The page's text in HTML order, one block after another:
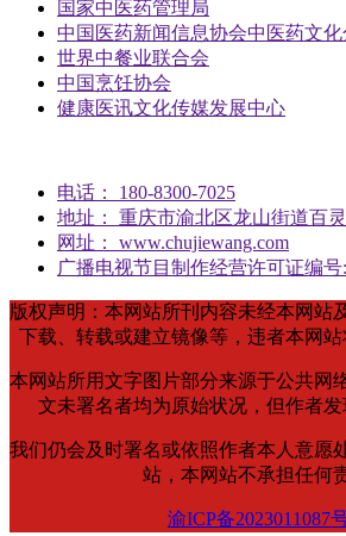
国家中医药管理局
中国医药新闻信息协会中医药文化
世界中餐业联合会
中国烹饪协会
健康医讯文化传媒发展中心
电话： 180-8300-7025
地址： 重庆市渝北区龙山街道百
网址： www.chujiewang.com
广播电视节目制作经营许可证编号
版权声明：本网站所刊内容未经本网站
下载、转载或建立镜像等，违者本网站
本网站所用文字图片部分来源于公共网
文未署名者均为原始状况，但作者发
我们仍会及时署名或依照作者本人意愿
站，本网站不承担任何
渝ICP备2023011087